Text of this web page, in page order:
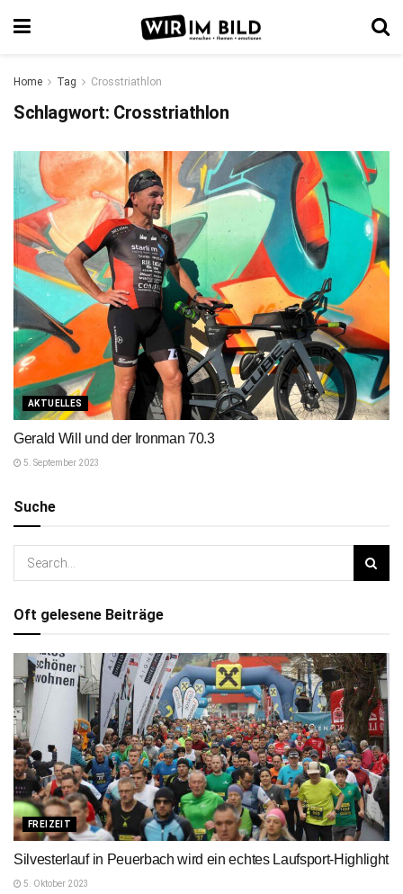
Home Tag Crosstriathlon
Schlagwort: Crosstriathlon
AKTUELLES
Gerald Will und der Ironman 70.3
5. September 2023
Suche
Oft gelesene Beiträge
FREIZEIT
Silvesterlauf in Peuerbach wird ein echtes Laufsport-Highlight
5. Oktober 2023